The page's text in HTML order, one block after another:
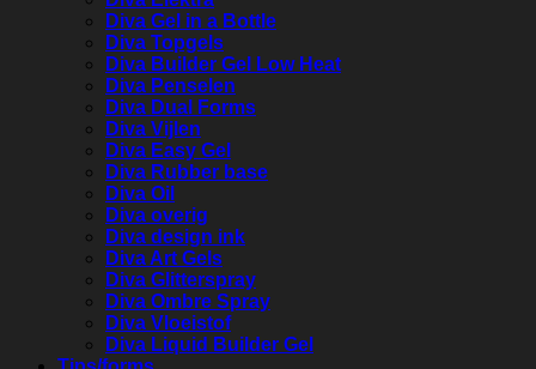
Diva Gel in a Bottle
Diva Topgels
Diva Builder Gel Low Heat
Diva Penselen
Diva Dual Forms
Diva Vijlen
Diva Easy Gel
Diva Rubber base
Diva Oil
Diva overig
Diva design ink
Diva Art Gels
Diva Glitterspray
Diva Ombre Spray
Diva Vloeistof
Diva Liquid Builder Gel